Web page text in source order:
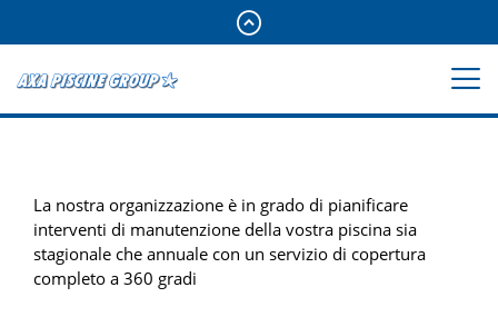
La nostra organizzazione è in grado di pianificare
interventi di manutenzione della vostra piscina sia
stagionale che annuale con un servizio di copertura
completo a 360 gradi